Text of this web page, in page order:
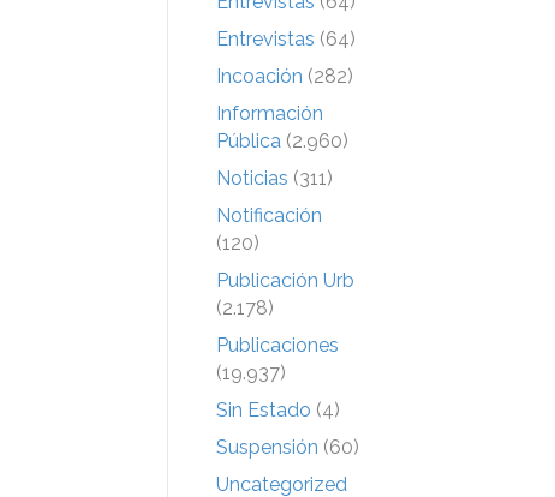
Entrevistas (64)
Incoación (282)
Información
Pública (2.960)
Noticias (311)
Notificación
(120)
Publicación Urb
(2.178)
Publicaciones
(19.937)
Sin Estado (4)
Suspensión (60)
Uncategorized